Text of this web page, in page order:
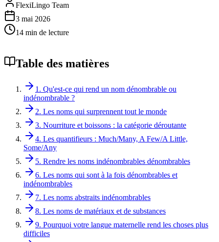
FlexiLingo Team
3 mai 2026
14 min de lecture
Table des matières
1. Qu'est-ce qui rend un nom dénombrable ou
indénombrable ?
2. Les noms qui surprennent tout le monde
3. Nourriture et boissons : la catégorie déroutante
4. Les quantifieurs : Much/Many, A Few/A Little,
Some/Any
5. Rendre les noms indénombrables dénombrables
6. Les noms qui sont à la fois dénombrables et
indénombrables
7. Les noms abstraits indénombrables
8. Les noms de matériaux et de substances
9. Pourquoi votre langue maternelle rend les choses plus
difficiles